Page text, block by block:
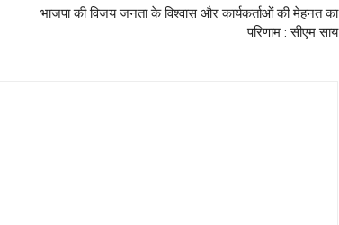
भाजपा की विजय जनता के विश्वास और कार्यकर्ताओं की मेहनत का
परिणाम : सीएम साय